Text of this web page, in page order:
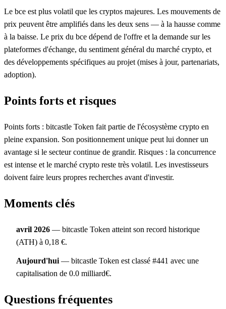
Le bce est plus volatil que les cryptos majeures. Les mouvements de
prix peuvent être amplifiés dans les deux sens — à la hausse comme
à la baisse. Le prix du bce dépend de l'offre et la demande sur les
plateformes d'échange, du sentiment général du marché crypto, et
des développements spécifiques au projet (mises à jour, partenariats,
adoption).
Points forts et risques
Points forts : bitcastle Token fait partie de l'écosystème crypto en
pleine expansion. Son positionnement unique peut lui donner un
avantage si le secteur continue de grandir. Risques : la concurrence
est intense et le marché crypto reste très volatil. Les investisseurs
doivent faire leurs propres recherches avant d'investir.
Moments clés
avril 2026 — bitcastle Token atteint son record historique
(ATH) à 0,18 €.
Aujourd'hui — bitcastle Token est classé #441 avec une
capitalisation de 0.0 milliard€.
Questions fréquentes